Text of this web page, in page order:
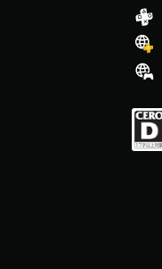
は
5
段
中
4
で
す